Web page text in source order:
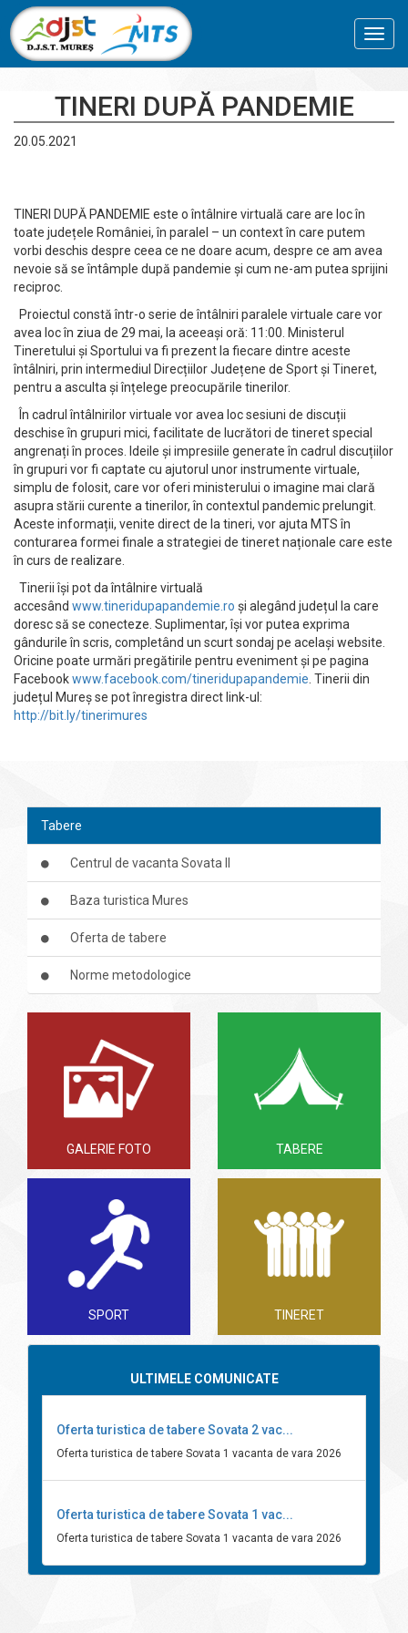
TINERI DUPĂ PANDEMIE
20.05.2021
TINERI DUPĂ PANDEMIE este o întâlnire virtuală care are loc în
toate județele României, în paralel – un context în care putem
vorbi deschis despre ceea ce ne doare acum, despre ce am avea
nevoie să se întâmple după pandemie și cum ne-am putea sprijini
reciproc.
Proiectul constă într-o serie de întâlniri paralele virtuale care vor
avea loc în ziua de 29 mai, la aceeași oră: 11:00. Ministerul
Tineretului și Sportului va fi prezent la fiecare dintre aceste
întâlniri, prin intermediul Direcțiilor Județene de Sport și Tineret,
pentru a asculta și înțelege preocupările tinerilor.
În cadrul întâlnirilor virtuale vor avea loc sesiuni de discuții
deschise în grupuri mici, facilitate de lucrători de tineret special
angrenați în proces. Ideile și impresiile generate în cadrul discuțiilor
în grupuri vor fi captate cu ajutorul unor instrumente virtuale,
simplu de folosit, care vor oferi ministerului o imagine mai clară
asupra stării curente a tinerilor, în contextul pandemic prelungit.
Aceste informații, venite direct de la tineri, vor ajuta MTS în
conturarea formei finale a strategiei de tineret naționale care este
în curs de realizare.
Tinerii își pot da întâlnire virtuală
accesând www.tineridupapandemie.ro și alegând județul la care
doresc să se conecteze. Suplimentar, își vor putea exprima
gândurile în scris, completând un scurt sondaj pe același website.
Oricine poate urmări pregătirile pentru eveniment și pe pagina
Facebookwww.facebook.com/tineridupapandemie . Tinerii din
județul Mureș se pot înregistra direct link-ul:
http://bit.ly/tinerimures
Tabere
Centrul de vacanta Sovata II
Baza turistica Mures
Oferta de tabere
Norme metodologice
GALERIE FOTO TABERE
SPORT TINERET
ULTIMELE COMUNICATE
Oferta turistica de tabere Sovata 2 vac...
Oferta turistica de tabere Sovata 1 vacanta de vara 2026
Oferta turistica de tabere Sovata 1 vac...
Oferta turistica de tabere Sovata 1 vacanta de vara 2026